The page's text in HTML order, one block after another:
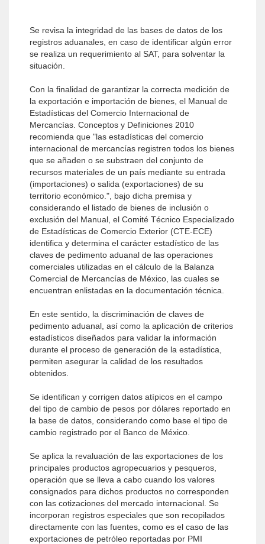
Se revisa la integridad de las bases de datos de los
registros aduanales, en caso de identificar algún error
se realiza un requerimiento al SAT, para solventar la
situación.
Con la finalidad de garantizar la correcta medición de
la exportación e importación de bienes, el Manual de
Estadísticas del Comercio Internacional de
Mercancías. Conceptos y Definiciones 2010
recomienda que "las estadísticas del comercio
internacional de mercancías registren todos los bienes
que se añaden o se substraen del conjunto de
recursos materiales de un país mediante su entrada
(importaciones) o salida (exportaciones) de su
territorio económico.", bajo dicha premisa y
considerando el listado de bienes de inclusión o
exclusión del Manual, el Comité Técnico Especializado
de Estadísticas de Comercio Exterior (CTE-ECE)
identifica y determina el carácter estadístico de las
claves de pedimento aduanal de las operaciones
comerciales utilizadas en el cálculo de la Balanza
Comercial de Mercancías de México, las cuales se
encuentran enlistadas en la documentación técnica.
En este sentido, la discriminación de claves de
pedimento aduanal, así como la aplicación de criterios
estadísticos diseñados para validar la información
durante el proceso de generación de la estadística,
permiten asegurar la calidad de los resultados
obtenidos.
Se identifican y corrigen datos atípicos en el campo
del tipo de cambio de pesos por dólares reportado en
la base de datos, considerando como base el tipo de
cambio registrado por el Banco de México.
Se aplica la revaluación de las exportaciones de los
principales productos agropecuarios y pesqueros,
operación que se lleva a cabo cuando los valores
consignados para dichos productos no corresponden
con las cotizaciones del mercado internacional. Se
incorporan registros especiales que son recopilados
directamente con las fuentes, como es el caso de las
exportaciones de petróleo reportadas por PMI